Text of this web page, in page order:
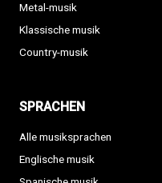
Metal-musik
Klassische musik
Country-musik
SPRACHEN
Alle musiksprachen
Englische musik